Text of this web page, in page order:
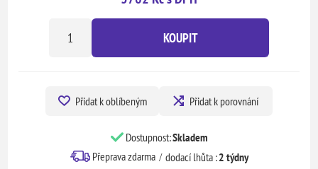
KOUPIT
Přidat k oblíbeným Přidat k porovnání
Dostupnost:Skladem
Přeprava zdarma
dodací lhůta :2 týdny